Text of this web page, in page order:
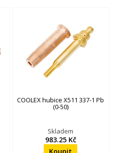
COOLEX hubice X511 337-1 Pb
(0-50)
Skladem
983.25 Kč